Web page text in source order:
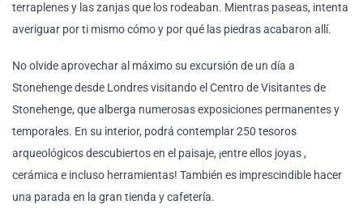
terraplenes y las zanjas que los rodeaban. Mientras paseas, intenta
averiguar por ti mismo cómo y por qué las piedras acabaron allí.
No olvide aprovechar al máximo su excursión de un día a
Stonehenge desde Londres visitando el Centro de Visitantes de
Stonehenge, que alberga numerosas exposiciones permanentes y
temporales. En su interior, podrá contemplar 250 tesoros
arqueológicos descubiertos en el paisaje, ¡entre ellos joyas ,
cerámica e incluso herramientas! También es imprescindible hacer
una parada en la gran tienda y cafetería.